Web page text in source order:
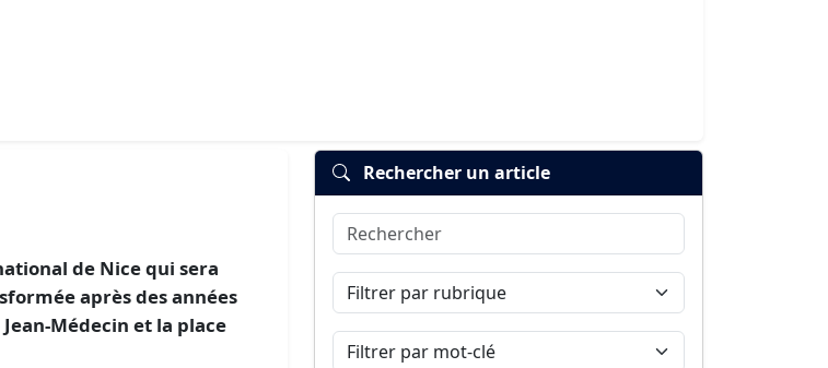
de Nice qui sera
après des années
Médecin et la place
Rechercher un article
Rechercher
Filtrer par rubrique
Filtrer par mot-clé